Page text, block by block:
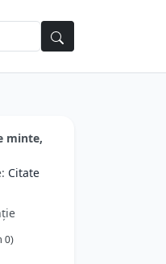
minte,
Citate
0)